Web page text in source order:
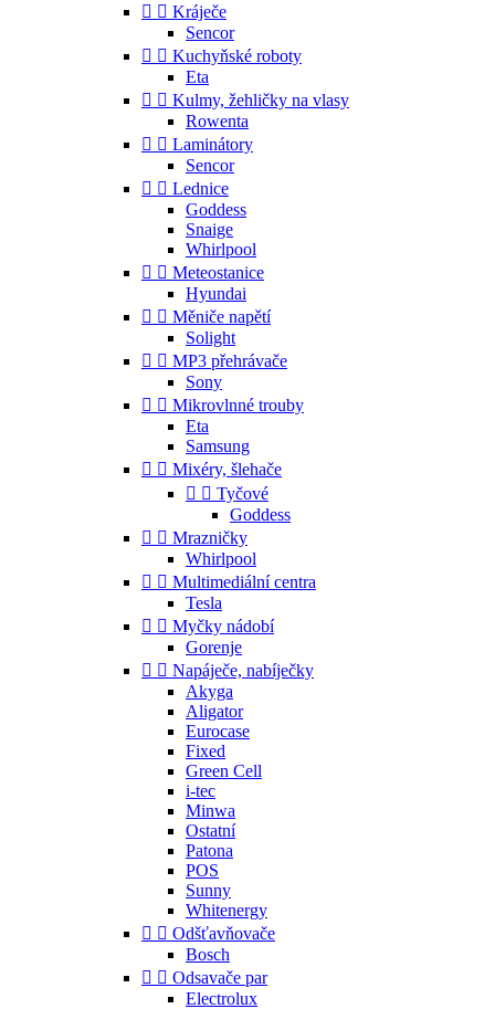
  Kráječe
Sencor
  Kuchyňské roboty
Eta
  Kulmy, žehličky na vlasy
Rowenta
  Laminátory
Sencor
  Lednice
Goddess
Snaige
Whirlpool
  Meteostanice
Hyundai
  Měniče napětí
Solight
  MP3 přehrávače
Sony
  Mikrovlnné trouby
Eta
Samsung
  Mixéry, šlehače
  Tyčové
Goddess
  Mrazničky
Whirlpool
  Multimediální centra
Tesla
  Myčky nádobí
Gorenje
  Napáječe, nabíječky
Akyga
Aligator
Eurocase
Fixed
Green Cell
i-tec
Minwa
Ostatní
Patona
POS
Sunny
Whitenergy
  Odšťavňovače
Bosch
  Odsavače par
Electrolux